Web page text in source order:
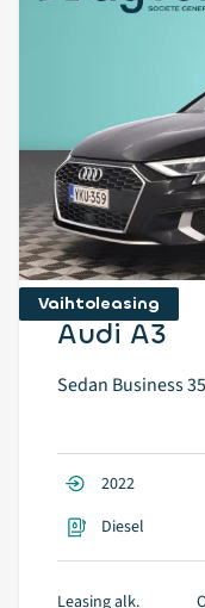
Vaihtoleasing
Audi A3
Sedan Business
2022
Diesel
Leasing alk.